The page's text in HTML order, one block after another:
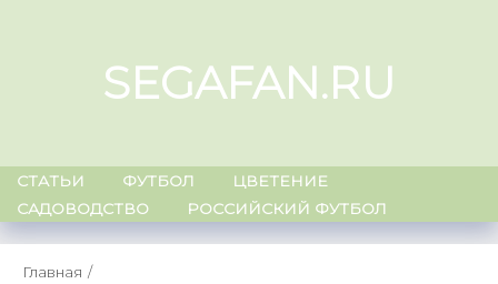
SEGAFAN.RU
СТАТЬИ ФУТБОЛ
ЦВЕТЕНИЕ
САДОВОДСТВО
РОССИЙСКИЙ ФУТБОЛ
Главная